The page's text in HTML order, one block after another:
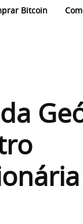
Bitcoin